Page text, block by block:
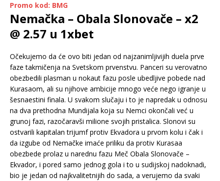
Promo kod: BMG
Nemačka – Obala Slonovače – x2
@ 2.57 u 1xbet
Očekujemo da će ovo biti jedan od najzanimljivijih duela prve
faze takmičenja na Svetskom prvenstvu. Panceri su verovatno
obezbedili plasman u nokaut fazu posle ubedljive pobede nad
Kurasaom, ali su njihove ambicije mnogo veće nego igranje u
šesnaestini finala. U svakom slučaju i to je napredak u odnosu
na dva prethodna Mundijala koja su Nemci okončali već u
grunoj fazi, razočaravši milione svojih pristalica. Slonovi su
ostvarili kapitalan trijumf protiv Ekvadora u prvom kolu i čak i
da izgube od Nemačke imaće priliku da protiv Kurasaa
obezbede prolaz u narednu fazu Meč Obala Slonovače –
Ekvador, i pored samo jednog gola i to u sudijskoj nadoknadi,
bio je jedan od najkvalitetnijih do sada, a verujemo da svaki